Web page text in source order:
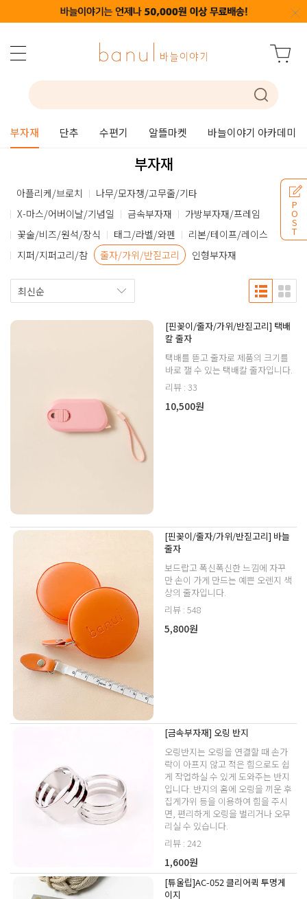
부자재 단추 수편기 알뜰마켓 바늘이야기 아카데미
P
O
S
T
부자재
아플리케/브로치
나무/모자챙/고무줄/기타
X-마스/어버이날/기념일
금속부자재
가방부자재/프레임
꽃술/비즈/원석/장식
태그/라벨/와펜
리본/테이프/레이스
지퍼/지퍼고리/참
줄자/가위/반짇고리 인형부자재
[핀꽂이/줄자/가위/반짇고리] 택배
칼 줄자
택배를 뜯고 줄자로 제품의 크기를
바로 잴 수 있는 택배칼 줄자입니다.
리뷰 : 33
10,500원
[핀꽂이/줄자/가위/반짇고리] 바늘
줄자
보드랍고 폭신폭신한 느낌에 자꾸
만 손이 가게 만드는 예쁜 오렌지 색
상의 줄자입니다.
리뷰 : 548
5,800원
[금속부자재] 오링 반지
오링반지는 오링을 연결할 때 손가
락이 아프지 않고 적은 힘으로도 쉽
게 작업하실 수 있게 도와주는 반지
입니다. 반지의 홈에 오링을 끼운 후
집게가위 등을 이용하여 힘을 주시
면, 편리하게 오링을 벌리거나 오무
리실 수 있습니다.
리뷰 : 242
1,600원
[튜울립]AC-052 클리어퀵 투명게
이지